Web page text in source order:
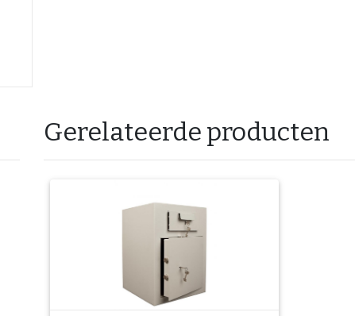
Gerelateerde producten